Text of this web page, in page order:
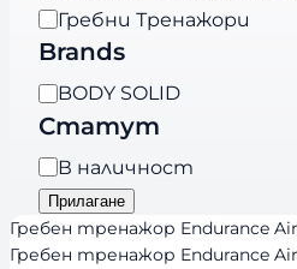
а
т
г
о
р
и
я
Гребни Тренажори
Brands
B
r
a
n
d
s
BODY SOLID
Статут
Н
а
л
и
В наличност
Прилагане
Гребен тренажор Endurance
Гребен тренажор Endurance